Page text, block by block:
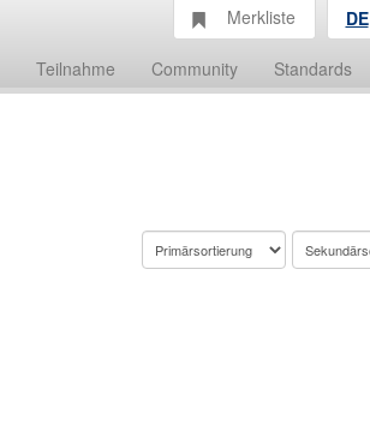
Teilnahme Community Standards
Merkliste DE